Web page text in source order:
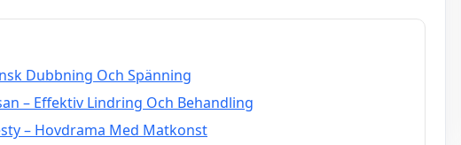
Dubbning Och Spänning
– Effektiv Lindring Och Behandling
– Hovdrama Med Matkonst